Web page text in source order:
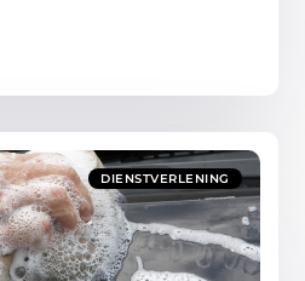
DIENSTVERLENING